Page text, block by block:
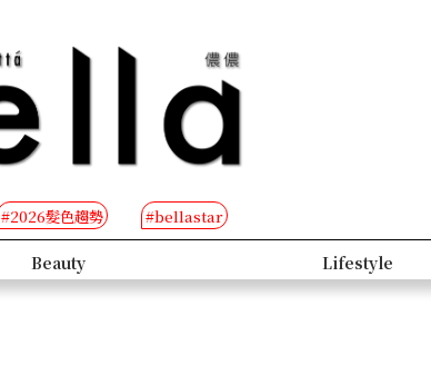
#2026髮色趨勢 #bellastar
Beauty Lifestyle